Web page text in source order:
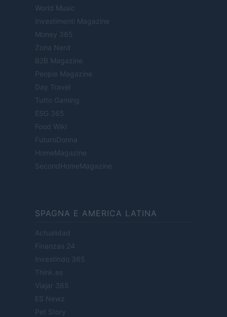
World Music
Investimenti Magazine
Money 365
Zona Nerd
B2B Magazine
People Magazine
Day Travel
Tutto Gaming
ESG 365
Food Wiki
FuturoDonna
HomeMagazine
SecondHomeMagazine
SPAGNA E AMERICA LATINA
Actualidad
Finanzas 24
Investindo 365
Think.es
Viajar 365
ES Newz
Pet Story